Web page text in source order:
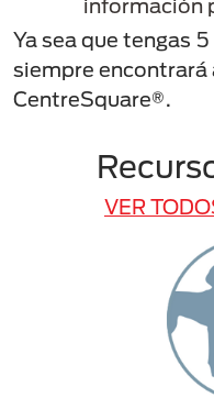
información
Ya sea que tengas
siempre encontrará
CentreSquare®.
VER